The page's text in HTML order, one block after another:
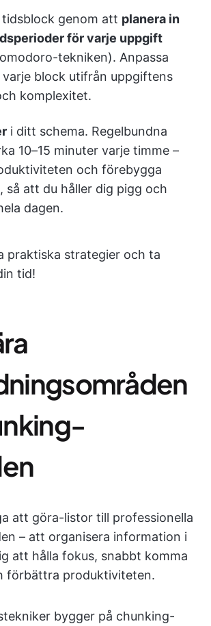
tidsblock genom att planera in
för varje uppgift
tekniken). Anpassa
varje block utifrån uppgiftens
komplexitet.
i ditt schema. Regelbundna
10–15 minuter varje timme –
och förebygga
så att du håller dig pigg och
dagen.
praktiska strategier och ta
tid!
att göra-listor till professionella
– att organisera information i
att hålla fokus, snabbt komma
förbättra produktiviteten.
bygger på chunking-